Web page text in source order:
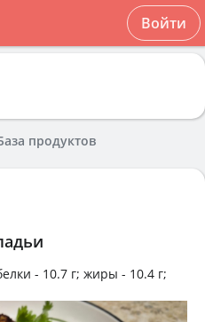
Войти
продуктов
- 10.7 г; жиры - 10.4 г;